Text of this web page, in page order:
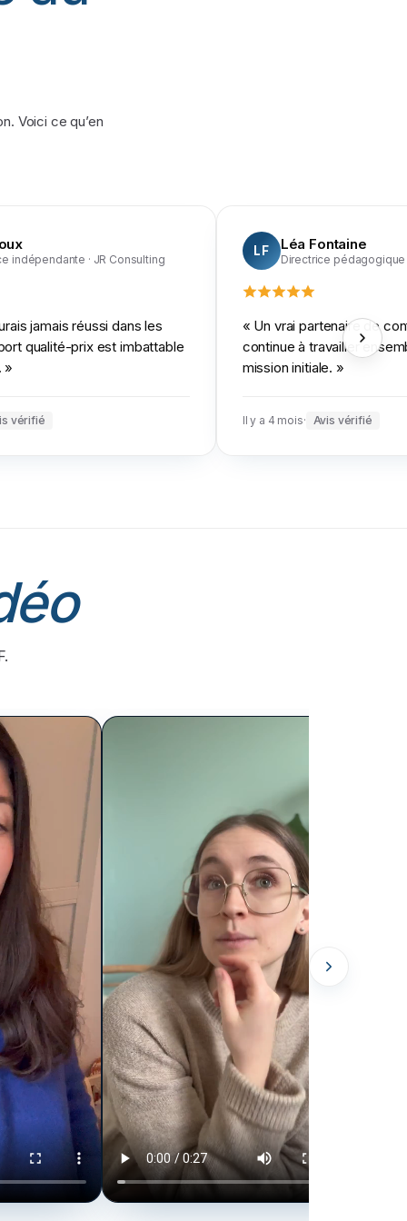
Voici ce qu’en
indépendante · JR Consulting
jamais réussi dans les
qualité-prix est imbattable
»
vérifié
LF Léa Fontaine
Directrice pédagogique
« Un vrai partenaire de
continue à travailler
mission initiale. »
Il y a 4 mois· Avis vérifié